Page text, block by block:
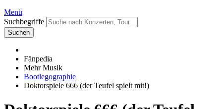
Menü
Suchbegriffe
Suchen
Fänpedia
Mehr Musik
Bootlegographie
Doktorspiele 666 (der Teufel spielt mit!)